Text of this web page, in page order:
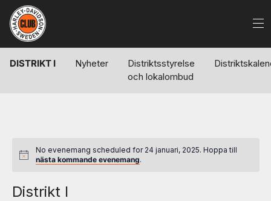
DISTRIKT I Nyheter
Distriktsstyrelse
och lokalombud
No evenemang scheduled for 24 januari, 2025. Hoppa till
nästa kommande evenemang.
Distrikt I